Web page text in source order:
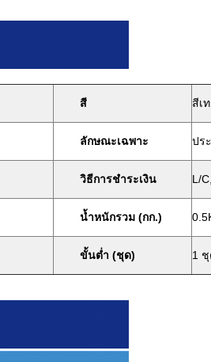
สี สีเ
ลักษณะเฉพาะ ปร
วิธีการชำระเงิน L/
น้ำหนักรวม (กก.)
ขั้นต่ำ (ชุด) 1